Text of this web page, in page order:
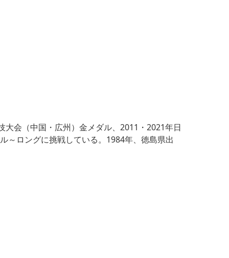
会（中国・広州）金メダル、2011・2021年日
～ロングに挑戦している。1984年、徳島県出